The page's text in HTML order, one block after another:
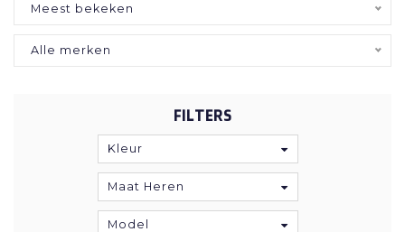
Meest bekeken
Alle merken
FILTERS
Kleur
Maat Heren
Model